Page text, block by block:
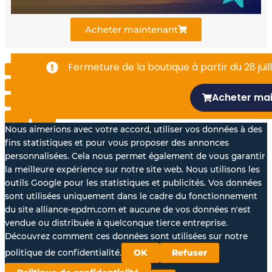
k
-
n
Acheter maintenant
Fermeture de la boutique à partir du 28
Acheter
Nous aimerions avec votre accord, utiliser vos données à des
fins statistiques et pour vous proposer des annonces
personnalisées. Cela nous permet également de vous garantir
la meilleure expérience sur notre site web. Nous utilisons les
outils Google pour les statistiques et publicités. Vos données
sont utilisées uniquement dans le cadre du fonctionnement
du site alliance-epdm.com et aucune de vos données n'est
vendue ou distribuée à quelconque tierce entreprise.
Découvrez comment ces données sont utilisées sur notre
politique de confidentialité.
OK Refuser